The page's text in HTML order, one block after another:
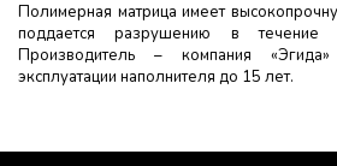
Полимерная матрица имеет
поддается разрушению в течение
Производитель – компания
эксплуатации наполнителя до 15 лет.